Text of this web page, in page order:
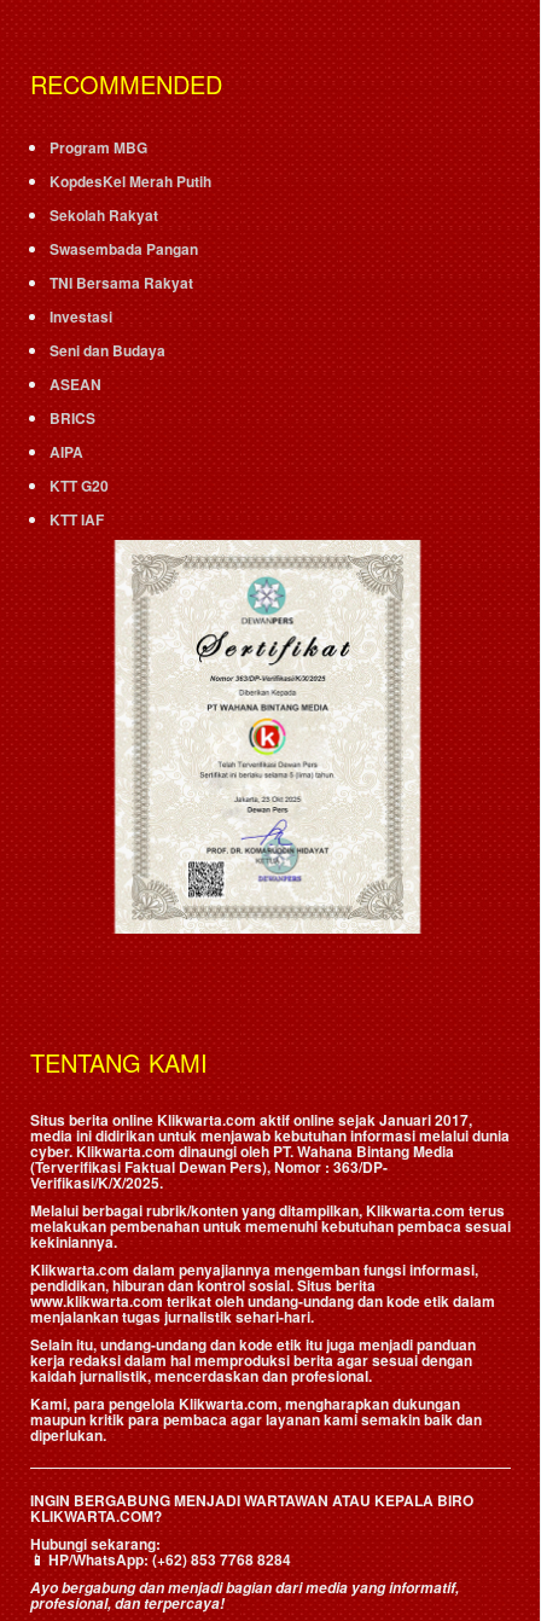
RECOMMENDED
Program MBG
KopdesKel Merah Putih
Sekolah Rakyat
Swasembada Pangan
TNI Bersama Rakyat
Investasi
Seni dan Budaya
ASEAN
BRICS
AIPA
KTT G20
KTT IAF
TENTANG KAMI
Situs berita online Klikwarta.com aktif online sejak Januari 2017,
media ini didirikan untuk menjawab kebutuhan informasi melalui dunia
cyber. Klikwarta.com dinaungi oleh PT. Wahana Bintang Media
(Terverifikasi Faktual Dewan Pers), Nomor : 363/DP-
Verifikasi/K/X/2025.
Melalui berbagai rubrik/konten yang ditampilkan, Klikwarta.com terus
melakukan pembenahan untuk memenuhi kebutuhan pembaca sesuai
kekiniannya.
Klikwarta.com dalam penyajiannya mengemban fungsi informasi,
pendidikan, hiburan dan kontrol sosial. Situs berita
www.klikwarta.com terikat oleh undang-undang dan kode etik dalam
menjalankan tugas jurnalistik sehari-hari.
Selain itu, undang-undang dan kode etik itu juga menjadi panduan
kerja redaksi dalam hal memproduksi berita agar sesuai dengan
kaidah jurnalistik, mencerdaskan dan profesional.
Kami, para pengelola Klikwarta.com, mengharapkan dukungan
maupun kritik para pembaca agar layanan kami semakin baik dan
diperlukan.
INGIN BERGABUNG MENJADI WARTAWAN ATAU KEPALA BIRO
KLIKWARTA.COM?
Hubungi sekarang:
📱HP/WhatsApp:(+62) 853 7768 8284
Ayo bergabung dan menjadi bagian dari media yang informatif,
profesional, dan terpercaya!